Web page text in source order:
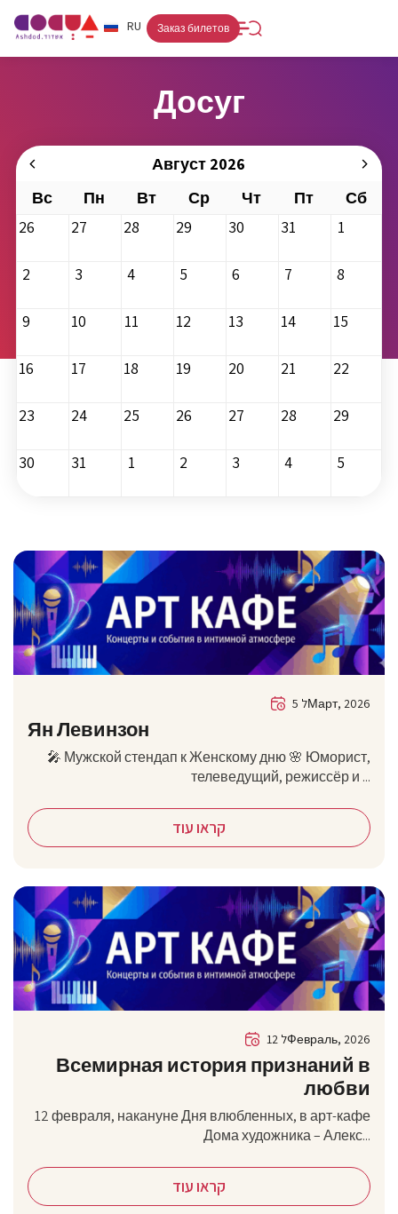
RU
HE
Заказ билетов
Досуг
Август 2026
Вс
Пн Вт Ср Чт Пт
Сб
26
27 28 29 30 31 1
2 3 4 5 6 7 8
9 10 11 12 13 14 15
16 17 18 19 20 21 22
23 24 25 26 27 28 29
30 31 1 2 3 4 5
5 לМарт, 2026
Ян Левинзон
🎤 Мужской стендап к Женскому дню 🌸 Юморист,
телеведущий, режиссёр и ...
קראו עוד
12 לФевраль, 2026
Всемирная история признаний в
любви
12 февраля, накануне Дня влюбленных, в арт-кафе
Дома художника – Алекс...
קראו עוד